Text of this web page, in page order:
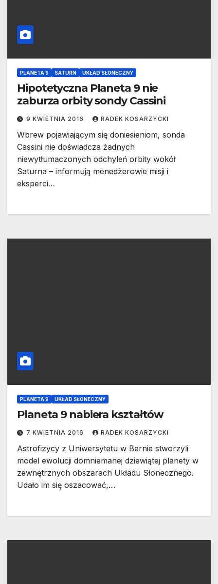
PLANETA 9 SATURN UKŁAD SŁONECZNY
Hipotetyczna Planeta 9 nie
zaburza orbity sondy Cassini
9 KWIETNIA 2016 RADEK KOSARZYCKI
Wbrew pojawiającym się doniesieniom, sonda
Cassini nie doświadcza żadnych
niewytłumaczonych odchyleń orbity wokół
Saturna – informują menedżerowie misji i
eksperci…
PLANETA 9 UKŁAD SŁONECZNY
Planeta 9 nabiera kształtów
7 KWIETNIA 2016 RADEK KOSARZYCKI
Astrofizycy z Uniwersytetu w Bernie stworzyli
model ewolucji domniemanej dziewiątej planety w
zewnętrznych obszarach Układu Słonecznego.
Udało im się oszacować,…